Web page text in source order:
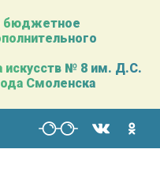
бюджетное
искусств № 8 им. Д.С.
Смоленска